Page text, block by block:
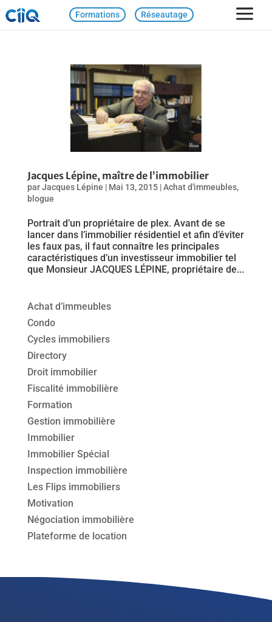
Formations Réseautage
Jacques Lépine, maître de l’immobilier
parJacques Lépine | Mai 13, 2015|Achat d'immeubles,
blogue
Portrait d’un propriétaire de plex. Avant de se
lancer dans l’immobilier résidentiel et afin d’éviter
les faux pas, il faut connaître les principales
caractéristiques d’un investisseur immobilier tel
que Monsieur JACQUES LÉPINE, propriétaire de...
Achat d’immeubles
Condo
Cycles immobiliers
Directory
Droit immobilier
Fiscalité immobilière
Formation
Gestion immobilière
Immobilier
Immobilier Spécial
Inspection immobilière
Les Flips immobiliers
Motivation
Négociation immobilière
Plateforme de location